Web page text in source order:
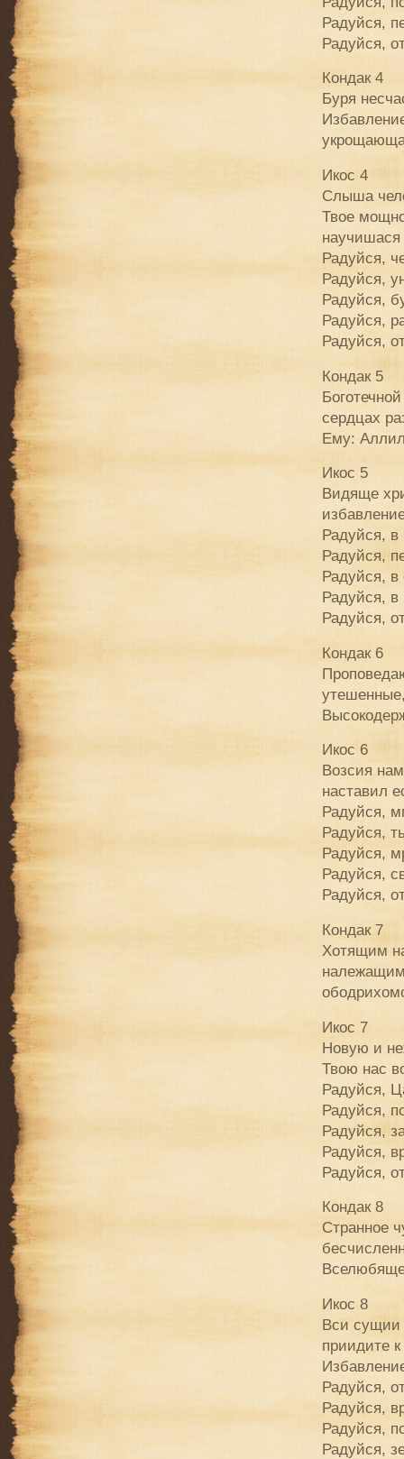
Радуйся,
Радуйся,
Кондак 4
Буря
Икос 4
Слыша
Твое
научишася
Радуйся,
Радуйся,
Радуйся,
Радуйся,
Радуйся,
Кондак 5
сердцах
Ему:
Икос 5
Видяще
Радуйся,
Радуйся,
Радуйся,
Радуйся, в
Радуйся,
Кондак 6
Икос 6
Возсия
наставил
Радуйся,
Радуйся,
Радуйся,
Радуйся,
Радуйся,
Кондак 7
Хотящим
Икос 7
Новую и
Твою нас
Радуйся,
Радуйся,
Радуйся,
Радуйся,
Радуйся,
Кондак 8
Странное
Икос 8
Вси сущии
приидите
Радуйся,
Радуйся,
Радуйся,
Радуйся,